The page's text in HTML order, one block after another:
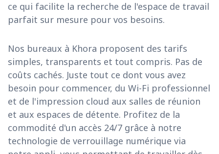
ce qui facilite la recherche de l'espace de travail
parfait sur mesure pour vos besoins.
Nos bureaux à Khora proposent des tarifs
simples, transparents et tout compris. Pas de
coûts cachés. Juste tout ce dont vous avez
besoin pour commencer, du Wi-Fi professionnel
et de l'impression cloud aux salles de réunion
et aux espaces de détente. Profitez de la
commodité d'un accès 24/7 grâce à notre
technologie de verrouillage numérique via